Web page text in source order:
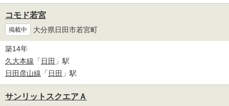
コモド若宮
掲載中 大分県日田市若宮町
築14年
久大本線 「 日田 」駅
日田彦山線 「 日田 」駅
サンリットスクエアＡ